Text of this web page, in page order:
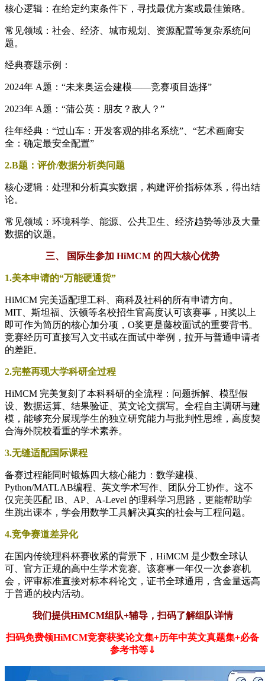
核心逻辑：在给定约束条件下，寻找最优方案或最佳策略。
常见领域：社会、经济、城市规划、资源配置等复杂系统问
题。
经典赛题示例：
2024年 A题：“未来奥运会建模——竞赛项目选择”
2023年 A题：“蒲公英：朋友？敌人？”
往年经典：“过山车：开发客观的排名系统”、“艺术画廊安
全：确定最安全配置”
2.B题：评价/数据分析类问题
核心逻辑：处理和分析真实数据，构建评价指标体系，得出结
论。
常见领域：环境科学、能源、公共卫生、经济趋势等涉及大量
数据的议题。
三、 国际生参加 HiMCM 的四大核心优势
1.美本申请的“万能硬通货”
HiMCM 完美适配理工科、商科及社科的所有申请方向。
MIT、斯坦福、沃顿等名校招生官高度认可该赛事，H奖以上
即可作为简历的核心加分项，O奖更是藤校面试的重要背书。
竞赛经历可直接写入文书或在面试中举例，拉开与普通申请者
的差距。
2.完整再现大学科研全过程
HiMCM 完美复刻了本科科研的全流程：问题拆解、模型假
设、数据运算、结果验证、英文论文撰写。全程自主调研与建
模，能够充分展现学生的独立研究能力与批判性思维，高度契
合海外院校看重的学术素养。
3.无缝适配国际课程
备赛过程能同时锻炼四大核心能力：数学建模、
Python/MATLAB编程、英文学术写作、团队分工协作。这不
仅完美匹配 IB、AP、A-Level 的理科学习思路，更能帮助学
生跳出课本，学会用数学工具解决真实的社会与工程问题。
4.竞争赛道差异化
在国内传统理科杯赛收紧的背景下，HiMCM 是少数全球认
可、官方正规的高中生学术竞赛。该赛事一年仅一次参赛机
会，评审标准直接对标本科论文，证书全球通用，含金量远高
于普通的校内活动。
我们提供HiMCM组队+辅导，扫码了解组队详情
扫码免费领HiMCM竞赛获奖论文集+历年中英文真题集+必备
参考书等⇓